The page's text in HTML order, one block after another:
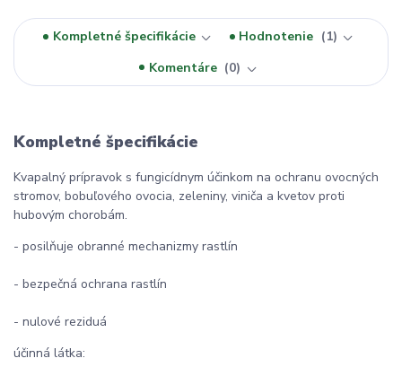
Kompletné špecifikácie Hodnotenie
1
Komentáre
0
Kompletné špecifikácie
Kvapalný prípravok s fungicídnym účinkom na ochranu ovocných
stromov, bobuľového ovocia, zeleniny, viniča a kvetov proti
hubovým chorobám.
- posilňuje obranné mechanizmy rastlín
- bezpečná ochrana rastlín
- nulové reziduá
účinná látka: